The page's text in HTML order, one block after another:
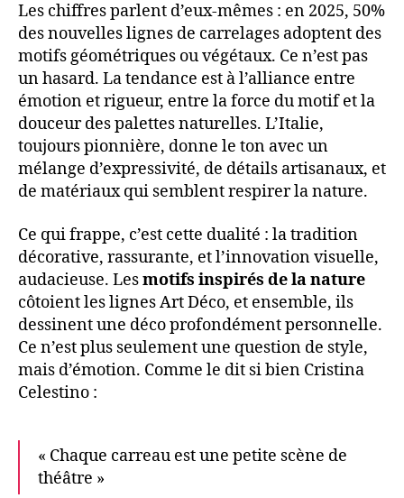
Les chiffres parlent d’eux-mêmes : en 2025, 50%
des nouvelles lignes de carrelages adoptent des
motifs géométriques ou végétaux. Ce n’est pas
un hasard. La tendance est à l’alliance entre
émotion et rigueur, entre la force du motif et la
douceur des palettes naturelles. L’Italie,
toujours pionnière, donne le ton avec un
mélange d’expressivité, de détails artisanaux, et
de matériaux qui semblent respirer la nature.
Ce qui frappe, c’est cette dualité : la tradition
décorative, rassurante, et l’innovation visuelle,
audacieuse. Lesmotifs inspirés de la nature
côtoient les lignes Art Déco, et ensemble, ils
dessinent une déco profondément personnelle.
Ce n’est plus seulement une question de style,
mais d’émotion. Comme le dit si bien Cristina
Celestino :
« Chaque carreau est une petite scène de
théâtre »